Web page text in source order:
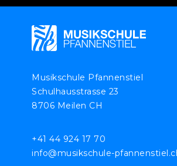
Musikschule Pfannenstiel
Schulhausstrasse 23
8706 Meilen CH
+41 44 924 17 70
info@musikschule-